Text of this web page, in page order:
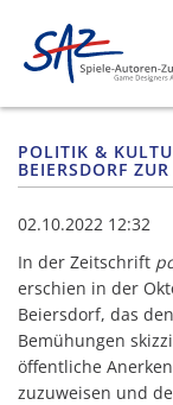
POLITIK &
BEIERSDORF
02.10.2022 12:32
In der Zeitschrift
erschien in der
Beiersdorf, das
Bemühungen
öffentliche
zuzuweisen und